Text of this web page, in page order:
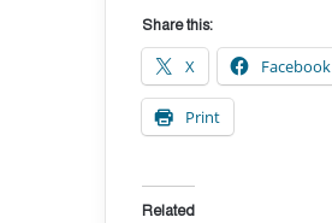
Share this:
X Facebook
Print
Related